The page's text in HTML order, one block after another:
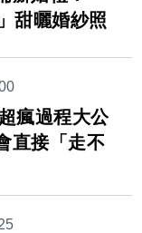
甜曬婚紗照
瘋過程大公
直接「走不